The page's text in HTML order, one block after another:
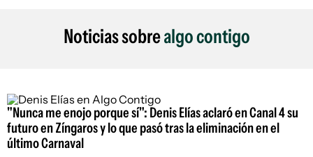
Noticias sobrealgo contigo
"Nunca me enojo porque sí": Denis Elías aclaró en Canal 4 su
futuro en Zíngaros y lo que pasó tras la eliminación en el
último Carnaval